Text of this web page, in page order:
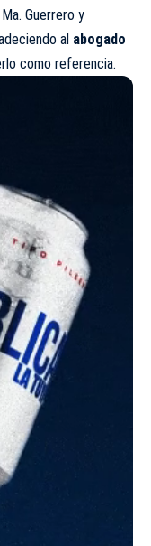
Guerrero y
al abogado
como referencia.